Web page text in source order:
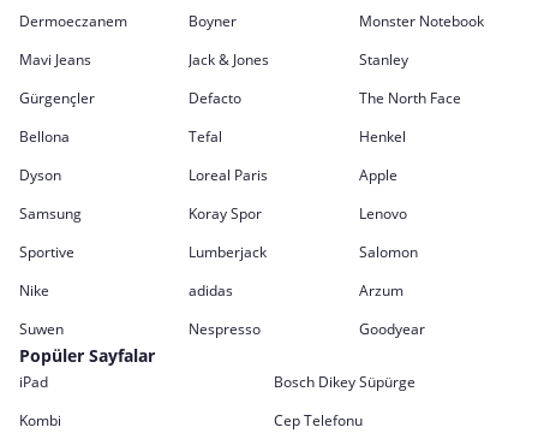
Dermoeczanem Boyner
Monster Notebook
Mavi Jeans
Jack & Jones
Stanley
Gürgençler
Defacto
The North Face
Bellona
Tefal
Henkel
Dyson
Loreal Paris
Apple
Samsung
Koray Spor
Lenovo
Sportive
Lumberjack
Salomon
Nike
adidas
Arzum
Suwen
Nespresso Goodyear
Popüler Sayfalar
iPad
Bosch Dikey Süpürge
Kombi
Cep Telefonu